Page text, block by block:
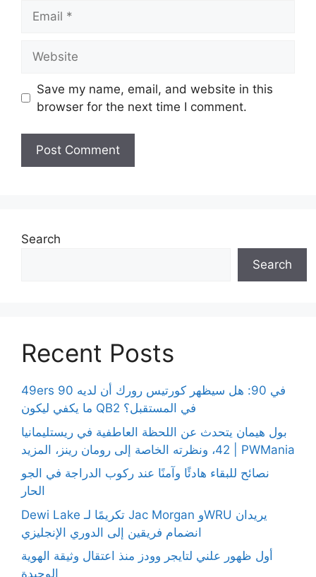
Save my name, email, and website in this
browser for the next time I comment.
Search
Search
Recent Posts
49ers 90 في 90: هل سيظهر كورتيس رورك أن لديه
ما يكفي ليكون QB2 في المستقبل؟
بول هيمان يتحدث عن اللحظة العاطفية في ريستليمانيا
42، ونظرته الخاصة إلى رومان رينز، المزيد | PWMania
نصائح للبقاء هادئًا وآمنًا عند ركوب الدراجة في الجو
الحار
Dewi Lake تكريمًا لـ Jac Morgan وWRU يريدان
انضمام فريقين إلى الدوري الإنجليزي
أول ظهور علني لتايجر وودز منذ اعتقال وثيقة الهوية
الوحيدة